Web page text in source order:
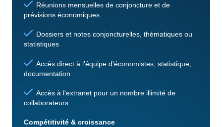
Réunions mensuelles de conjoncture et de
prévisions économiques
Dossiers et notes conjoncturelles, thématiques ou
statistiques
Accès direct à l'équipe d'économistes, statistique,
documentation
Accès à l'extranet pour un nombre illimité de
collaborateurs
Compétitivité & croissance